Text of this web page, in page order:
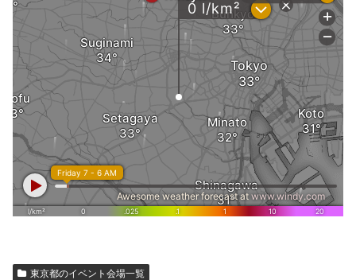
東京都のイベント会場一覧